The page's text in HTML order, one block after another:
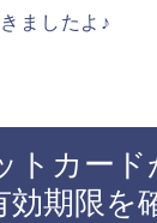
ましたよ♪
トカード
期限を